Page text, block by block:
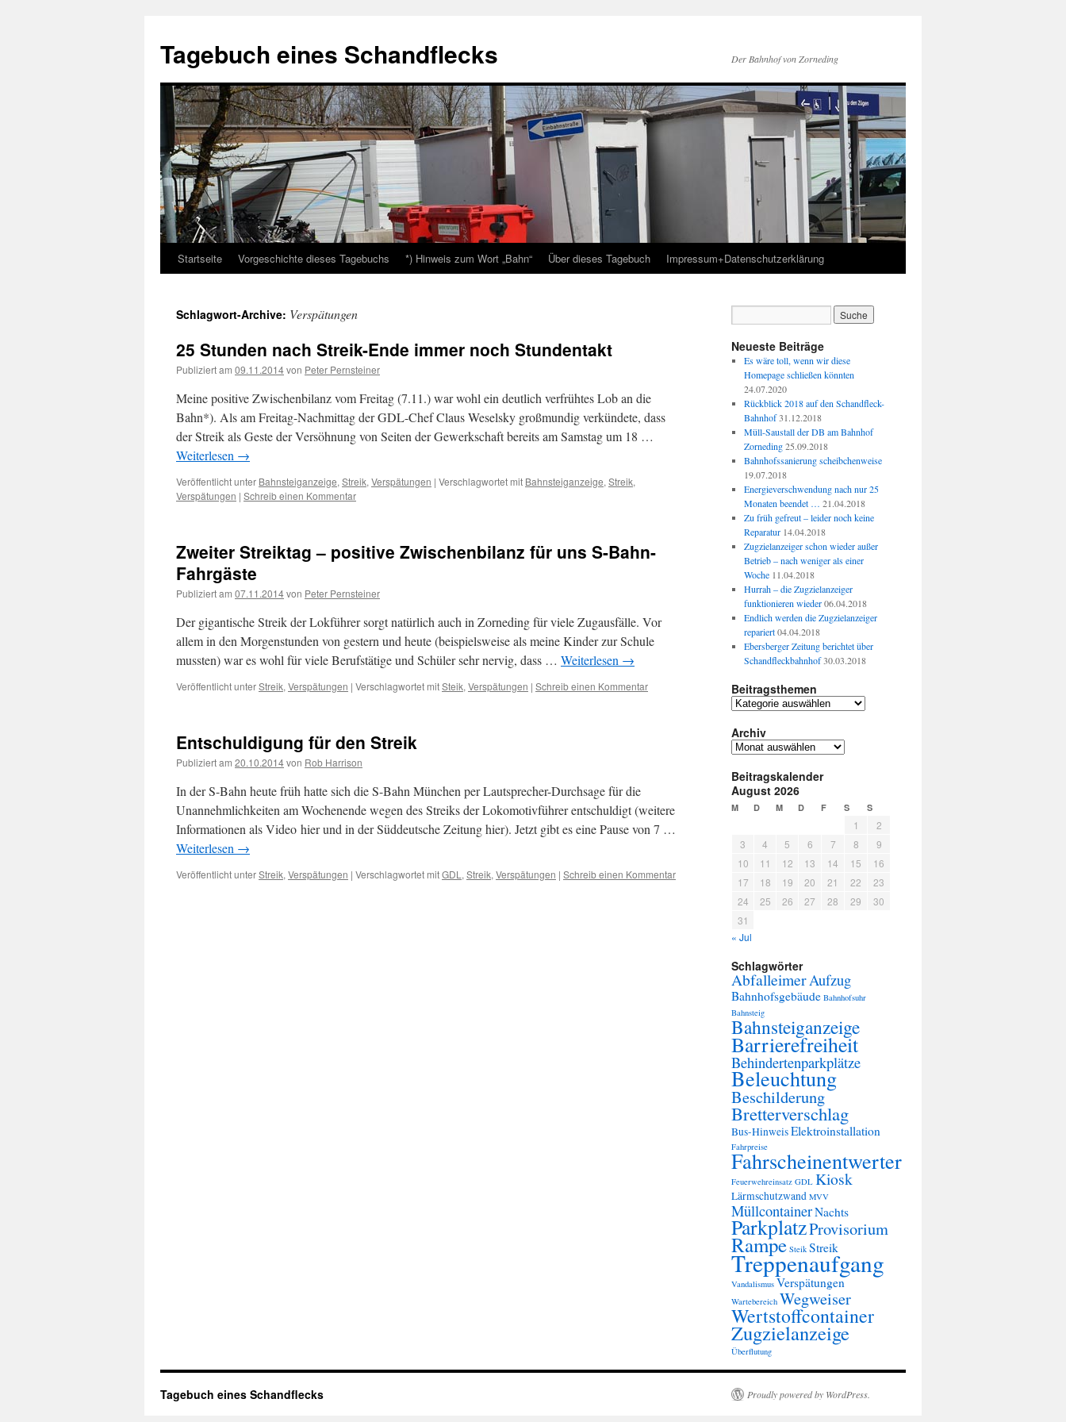
Tagebuch eines Schandflecks Der Bahnhof von Zorneding
Zum
springen
Startseite Vorgeschichte dieses Tagebuchs *) Hinweis zum Wort „Bahn“ Über dieses Tagebuch Impressum+Datenschutzerklärung
Schlagwort-Archive: Verspätungen
25 Stunden nach Streik-Ende immer noch Stundentakt
Publiziert am 09.11.2014von Peter Pernsteiner
Meine positive Zwischenbilanz vom Freitag (7.11.) war wohl ein deutlich verfrühtes Lob an die
Bahn*). Als am Freitag-Nachmittag der GDL-Chef Claus Weselsky großmundig verkündete, dass
der Streik als Geste der Versöhnung von Seiten der Gewerkschaft bereits am Samstag um 18 …
Weiterlesen →
Veröffentlicht unter Bahnsteiganzeige, Streik, Verspätungen | Verschlagwortet mit Bahnsteiganzeige, Streik,
Verspätungen | Schreib einen Kommentar
Zweiter Streiktag – positive Zwischenbilanz für uns S-Bahn-
Fahrgäste
Publiziert am 07.11.2014von Peter Pernsteiner
Der gigantische Streik der Lokführer sorgt natürlich auch in Zorneding für viele Zugausfälle. Vor
allem in den Morgenstunden von gestern und heute (beispielsweise als meine Kinder zur Schule
mussten) war es wohl für viele Berufstätige und Schüler sehr nervig, dass … Weiterlesen →
Veröffentlicht unterStreik, Verspätungen | Verschlagwortet mitSteik, Verspätungen | Schreib einen Kommentar
Entschuldigung für den Streik
Publiziert am 20.10.2014von Rob Harrison
In der S-Bahn heute früh hatte sich die S-Bahn München per Lautsprecher-Durchsage für die
Unannehmlichkeiten am Wochenende wegen des Streiks der Lokomotivführer entschuldigt (weitere
Informationen als Video hier und in der Süddeutsche Zeitung hier). Jetzt gibt es eine Pause von 7 …
Weiterlesen →
Veröffentlicht unterStreik, Verspätungen | Verschlagwortet mitGDL , Streik, Verspätungen | Schreib einen Kommentar
Neueste Beiträge
Es wäre toll, wenn wir diese
Homepage schließen könnten
24.07.2020
Rückblick 2018 auf den Schandfleck-
Bahnhof 31.12.2018
Müll-Saustall der DB am Bahnhof
Zorneding 25.09.2018
Bahnhofssanierung scheibchenweise
19.07.2018
Energieverschwendung nach nur 25
Monaten beendet … 21.04.2018
Zu früh gefreut – leider noch keine
Reparatur 14.04.2018
Zugzielanzeiger schon wieder außer
Betrieb – nach weniger als einer
Woche 11.04.2018
Hurrah – die Zugzielanzeiger
funktionieren wieder 06.04.2018
Endlich werden die Zugzielanzeiger
repariert 04.04.2018
Ebersberger Zeitung berichtet über
Schandfleckbahnhof 30.03.2018
Beitragsthemen
Beitragsthemen
Archiv
Archiv
Beitragskalender
August 2026
M D M D F S S
1
2
3
4 5 6 7 8
9
10
11 12 13 14 15
16
17
18 19 20 21 22
23
24
25 26 27 28 29
30
31
« Jul
Schlagwörter
AbfalleimerAufzug
Bahnhofsgebäude Bahnhofsuhr
Bahnsteig
Bahnsteiganzeige
Barrierefreiheit
Behindertenparkplätze
Beleuchtung
Beschilderung
Bretterverschlag
Bus-HinweisElektroinstallation
Fahrpreise
Fahrscheinentwerter
Feuerwehreinsatz GDL Kiosk
Lärmschutzwand MVV
MüllcontainerNachts
ParkplatzProvisorium
Rampe Steik Streik
Treppenaufgang
Vandalismus Verspätungen
Wartebereich Wegweiser
Wertstoffcontainer
Zugzielanzeige
Überflutung
Tagebuch eines Schandflecks Proudly powered by WordPress.